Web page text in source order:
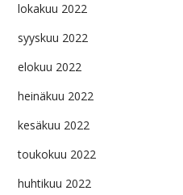
lokakuu 2022
syyskuu 2022
elokuu 2022
heinäkuu 2022
kesäkuu 2022
toukokuu 2022
huhtikuu 2022